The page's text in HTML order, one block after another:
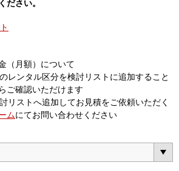
ださい。
（月額）について
レンタル区分を検討リストに追加すること
ご確認いただけます
リストへ追加してお見積をご依頼いただく
ムにてお問い合わせください